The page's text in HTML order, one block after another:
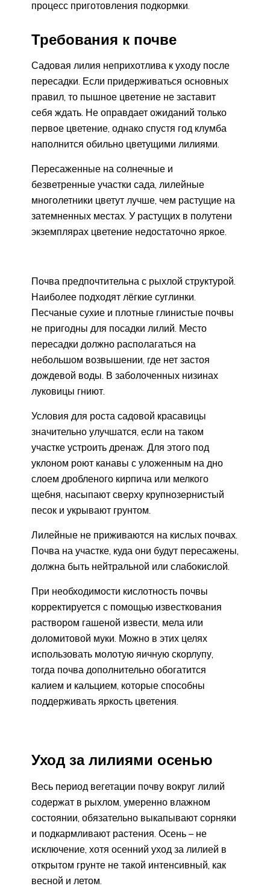
процесс приготовления подкормки.
Требования к почве
Садовая лилия неприхотлива к уходу после
пересадки. Если придерживаться основных
правил, то пышное цветение не заставит
себя ждать. Не оправдает ожиданий только
первое цветение, однако спустя год клумба
наполнится обильно цветущими лилиями.
Пересаженные на солнечные и
безветренные участки сада, лилейные
многолетники цветут лучше, чем растущие на
затемненных местах. У растущих в полутени
экземплярах цветение недостаточно яркое.
Почва предпочтительна с рыхлой структурой.
Наиболее подходят лёгкие суглинки.
Песчаные сухие и плотные глинистые почвы
не пригодны для посадки лилий. Место
пересадки должно располагаться на
небольшом возвышении, где нет застоя
дождевой воды. В заболоченных низинах
луковицы гниют.
Условия для роста садовой красавицы
значительно улучшатся, если на таком
участке устроить дренаж. Для этого под
уклоном роют канавы с уложенным на дно
слоем дробленого кирпича или мелкого
щебня, насыпают сверху крупнозернистый
песок и укрывают грунтом.
Лилейные не приживаются на кислых почвах.
Почва на участке, куда они будут пересажены,
должна быть нейтральной или слабокислой.
При необходимости кислотность почвы
корректируется с помощью известкования
раствором гашеной извести, мела или
доломитовой муки. Можно в этих целях
использовать молотую яичную скорлупу,
тогда почва дополнительно обогатится
калием и кальцием, которые способны
поддерживать яркость цветения.
Уход за лилиями осенью
Весь период вегетации почву вокруг лилий
содержат в рыхлом, умеренно влажном
состоянии, обязательно выкапывают сорняки
и подкармливают растения. Осень – не
исключение, хотя осенний уход за лилией в
открытом грунте не такой интенсивный, как
весной и летом.